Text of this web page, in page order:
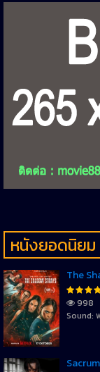
หนังยอดนิยม
The
998
Sound: